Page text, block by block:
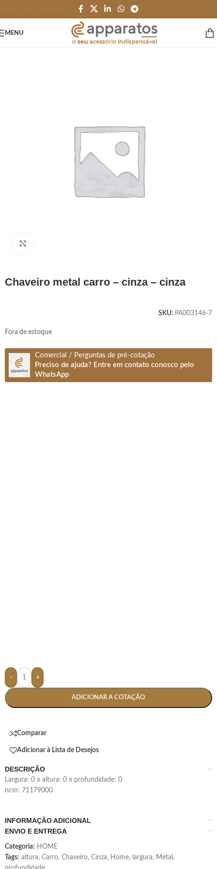
MENU
chaveiro metal carro – cinza – cinza
SKU: PA003146-7
Fora de estoque
Comercial / Perguntas de pré-cotação
Preciso de ajuda? Entre em contato conosco pelo
WhatsApp
- +
ADICIONAR A COTAÇÃO
Comparar
Adicionar à Lista de Desejos
DESCRIÇÃO
largura: 0 x altura: 0 x profundidade: 0
ncm: 71179000
INFORMAÇÃO ADICIONAL
ENVIO E ENTREGA
Categoria: HOME
Tags: altura, Carro, Chaveiro, Cinza, Home, largura, Metal ,